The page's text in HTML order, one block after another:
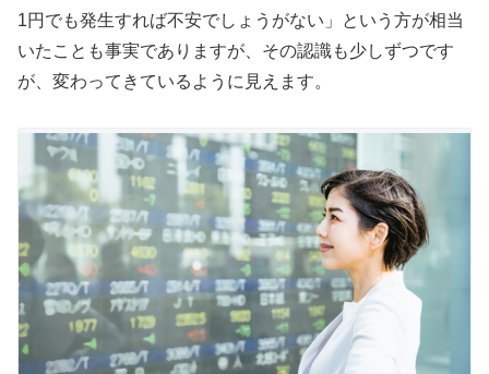
1円でも発生すれば不安でしょうがない」という方が相当
いたことも事実でありますが、その認識も少しずつです
が、変わってきているように見えます。